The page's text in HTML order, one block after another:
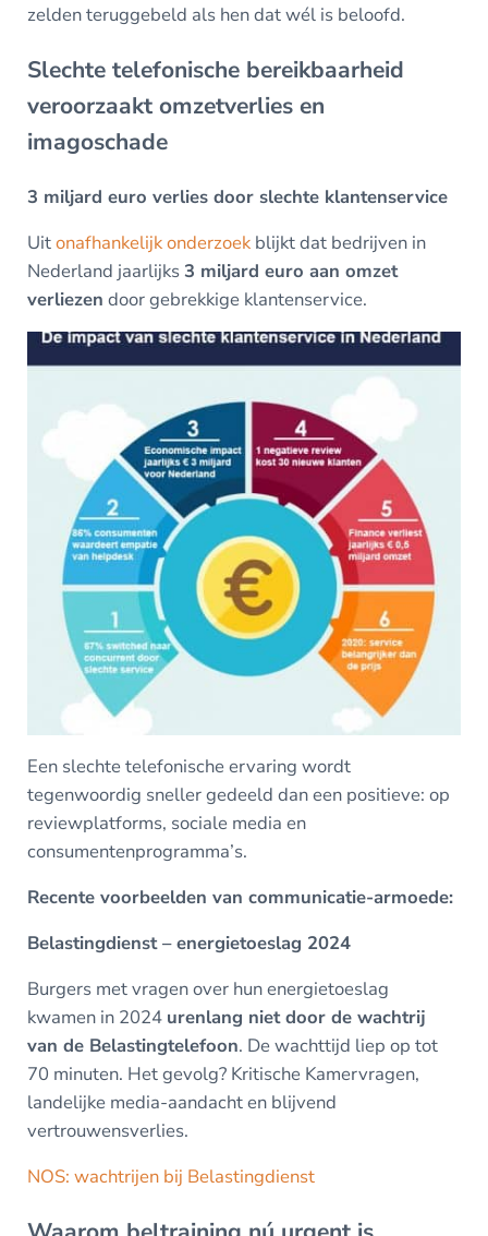
zelden teruggebeld als hen dat wél is beloofd.
Slechte telefonische bereikbaarheid
veroorzaakt omzetverlies en
imagoschade
3 miljard euro verlies door slechte klantenservice
Uitonafhankelijk onderzoekblijkt dat bedrijven in
Nederland jaarlijks3 miljard euro aan omzet
verliezen door gebrekkige klantenservice.
Een slechte telefonische ervaring wordt
tegenwoordig sneller gedeeld dan een positieve: op
reviewplatforms, sociale media en
consumentenprogramma’s.
Recente voorbeelden van communicatie-armoede:
Belastingdienst – energietoeslag 2024
Burgers met vragen over hun energietoeslag
kwamen in 2024 urenlang niet door de wachtrij
van de Belastingtelefoon. De wachttijd liep op tot
70 minuten. Het gevolg? Kritische Kamervragen,
landelijke media-aandacht en blijvend
vertrouwensverlies.
NOS: wachtrijen bij Belastingdienst